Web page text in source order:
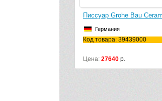
Писсуар Grohe Bau Ceramic 39439000
Код товара: 39439000